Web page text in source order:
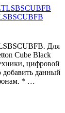
Для
Cube Black
цифровой
данный
* …